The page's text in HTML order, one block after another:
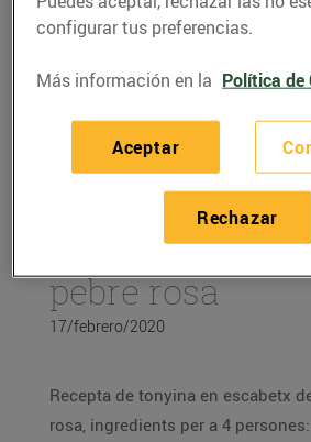
RECETAS
Recepta de
escabetx de
pebre rosa
17/febrero/2020
Recepta de tonyina en escabetx
rosa, ingredients per a 4 persones:
configurar tus preferencias.
Más información en la Política de
Rechazar
Aceptar